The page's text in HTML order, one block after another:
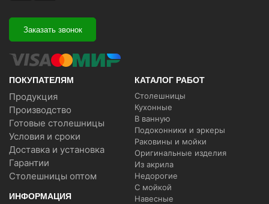
Заказать звонок
ПОКУПАТЕЛЯМ
Продукция
Производство
Готовые столешницы
Условия и сроки
Доставка и установка
Гарантии
Столешницы оптом
ИНФОРМАЦИЯ
КАТАЛОГ РАБОТ
Столешницы
Кухонные
В ванную
Подоконники и эркеры
Раковины и мойки
Оригинальные изделия
Из акрила
Недорогие
С мойкой
Навесные